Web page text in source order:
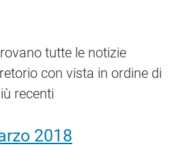
tutte le notizie
con vista in ordine di
recenti
2018